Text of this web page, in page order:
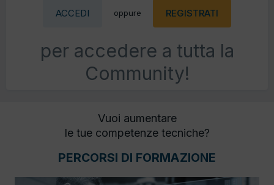
ACCEDI oppure REGISTRATI
per accedere a tutta la
Community!
Vuoi aumentare
le tue competenze tecniche?
PERCORSI DI FORMAZIONE